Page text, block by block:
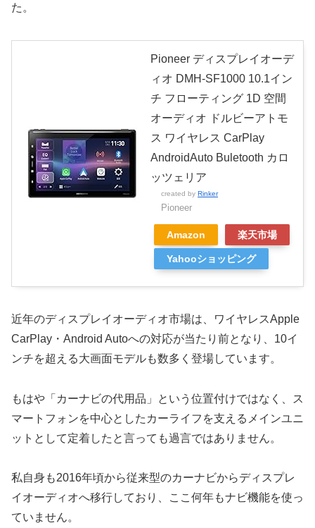
た。
Pioneer ディスプレイオーデ
ィオ DMH-SF1000 10.1イン
チ フローティング 1D 空間
オーディオ ドルビーアトモ
ス ワイヤレス CarPlay
AndroidAuto Buletooth カロ
ッツェリア
created by Rinker
Pioneer
Amazon 楽天市場
Yahooショッピング
近年のディスプレイオーディオ市場は、ワイヤレスApple
CarPlay・Android Autoへの対応が当たり前となり、10イ
ンチを超える大画面モデルも数多く登場しています。
もはや「カーナビの代用品」という位置付けではなく、ス
マートフォンを中心としたカーライフを支えるメインユニ
ットとして定着したと言っても過言ではありません。
私自身も2016年頃から従来型のカーナビからディスプレ
イオーディオへ移行しており、ここ何年もナビ機能を使っ
ていません。